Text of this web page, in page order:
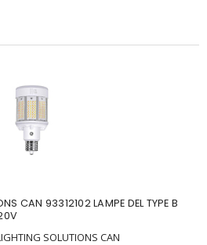
CAN 93312102 LAMPE DEL TYPE B
SOLUTIONS CAN